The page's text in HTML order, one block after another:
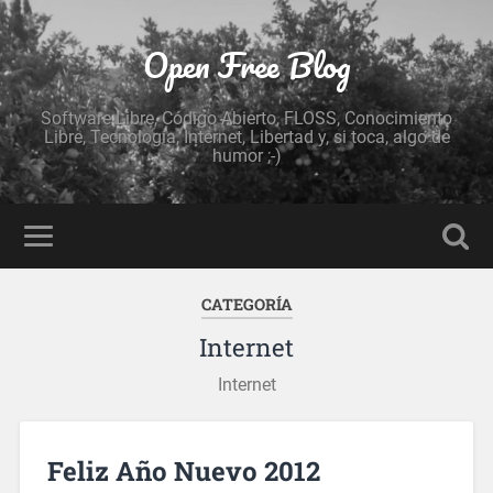
Open Free Blog
Software Libre, Código Abierto, FLOSS, Conocimiento
Libre, Tecnología, Internet, Libertad y, si toca, algo de
humor ;-)
CATEGORÍA
Internet
Internet
Feliz Año Nuevo 2012